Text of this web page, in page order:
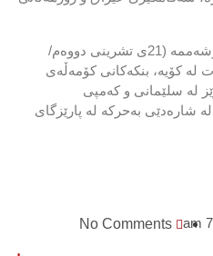
كاتژمێره‌كانی سه‌ره‌تای رۆژی دووشه‌ممه‌ (21ی تشرینی دووه‌م/
دیموكرات له‌ كۆیه‌، بنكەكانی كۆمەڵەی
له‌ سلێمانی و كه‌مپی
شاره‌دێی به‌حركه‌ له‌ پارێزگای
No Comments